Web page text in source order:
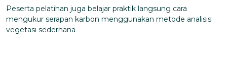
Peserta pelatihan juga belajar praktik langsung cara
mengukur serapan karbon menggunakan metode analisis
vegetasi sederhana